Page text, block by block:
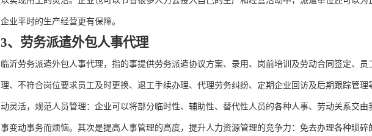
企业平时的生产经营更有保障。
3、劳务派遣外包人事代理
临沂劳务派遣外包人事代理，指的事提供劳务派遣协议方案、录用、岗前培训及劳动合同签定、
理、不符合岗位要求员工及时更换、退工手续办理、代理劳务纠纷、定期企业回访及后期跟踪管
动灵活，规范人员管理：企业可以将部分临时性、辅助性、替代性人员的各种人事、劳动关系交
事变动事务而烦恼。其次是提高人事管理的高度，提升人力资源管理的竞争力：免去办理各种琐碎